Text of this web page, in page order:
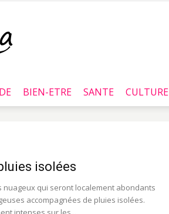
BIEN-ETRE SANTE CULTURE
isolées
nuageux qui seront localement abondants
accompagnées de pluies isolées.